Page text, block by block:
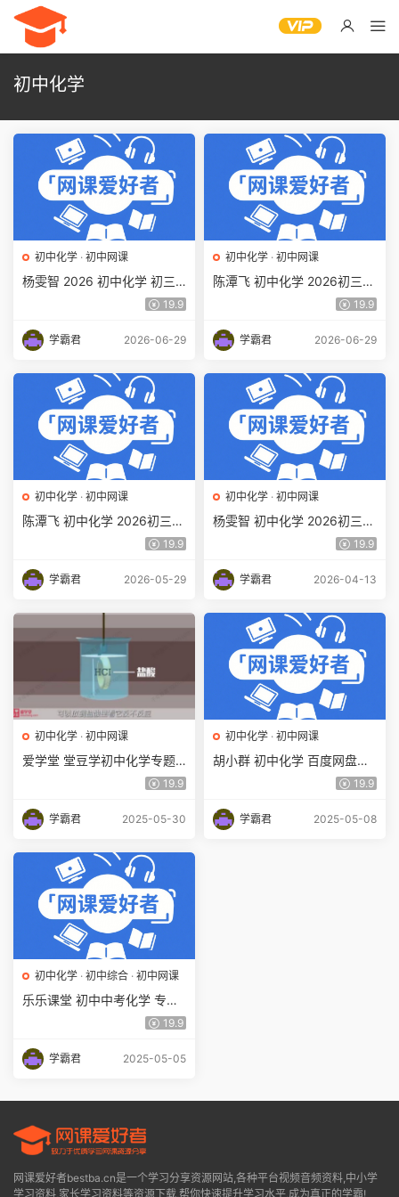
初中化学
初中化学 · 初中网课
杨雯智 2026 初中化学 初三
化学春上 实验科学自主学习·T
19.9
学霸君 2026-06-29
初中化学 · 初中网课
陈潭飞 初中化学 2026初三化
学 中考化学 科学思维培训班
下载
19.9
学霸君 2026-06-29
初中化学 · 初中网课
陈潭飞 初中化学 2026初三化
学 中考化学 培训班（春上·全
19.9
学霸君 2026-05-29
初中化学 · 初中网课
杨雯智 初中化学 2026初三化
学中考化学S班秋下课程 网课
19.9
学霸君 2026-04-13
初中化学 · 初中网课
爱学堂 堂豆学初中化学专题
19.9
学霸君 2025-05-30
初中化学 · 初中网课
胡小群 初中化学 百度网盘下
19.9
学霸君 2025-05-08
初中化学 · 初中综合 · 初中网课
乐乐课堂 初中中考化学 专题
复习冲刺课程 百度网盘下载19.9
学霸君 2025-05-05
网课爱好者bestba.cn是一个学习分享资源网站,各种平台视频音频资料,中小学
学习资料,家长学习资料等资源下载,帮你快速提升学习水平,成为真正的学霸!